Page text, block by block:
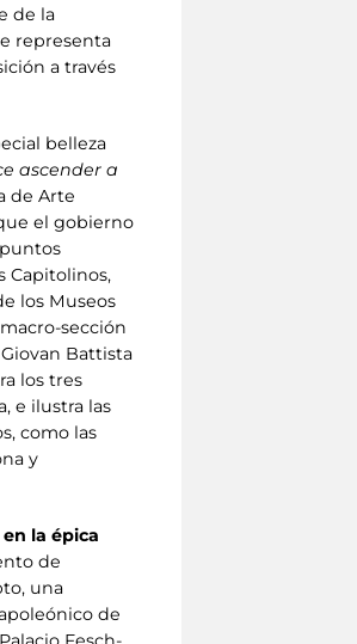
de la
representa
a través
belleza
ascender a
de Arte
el gobierno
Capitolinos,
los Museos
sección
Battista
los tres
e ilustra las
como las
y
la épica
de
una
de